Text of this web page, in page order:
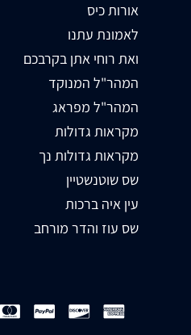
אורות כיס
לאמונת עתנו
ואת רוחי אתן בקרבכם
המהר"ל המנוקד
המהר"ל מפראג
מקראות גדולות
מקראות גדולות נך
שס שוטנשטיין
עין איה ברכות
שס עוז והדר מורחב